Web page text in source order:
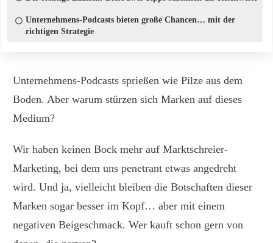
Unternehmens-Podcasts bieten große Chancen… mit der
richtigen Strategie
Unternehmens-Podcasts sprießen wie Pilze aus dem
Boden. Aber warum stürzen sich Marken auf dieses
Medium?
Wir haben keinen Bock mehr auf Marktschreier-
Marketing, bei dem uns penetrant etwas angedreht
wird. Und ja, vielleicht bleiben die Botschaften dieser
Marken sogar besser im Kopf… aber mit einem
negativen Beigeschmack. Wer kauft schon gern von